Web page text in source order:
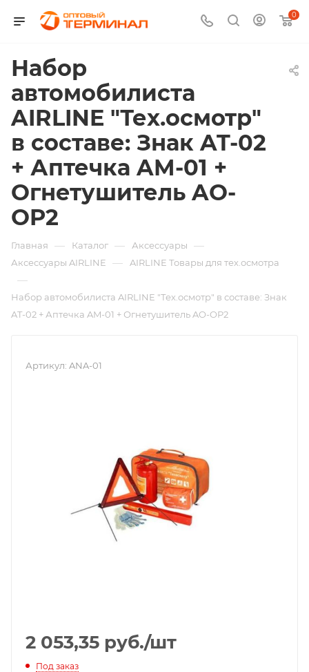
0
Набор
автомобилиста
AIRLINE "Тех.осмотр"
в составе: Знак AT-02
+ Аптечка AM-01 +
Огнетушитель AO-
OP2
Главная — Каталог — Аксессуары —
Аксессуары AIRLINE — AIRLINE Товары для тех.осмотра
—
Набор автомобилиста AIRLINE "Тех.осмотр" в составе: Знак
AT-02 + Аптечка AM-01 + Огнетушитель AO-OP2
Артикул: ANA-01
2 053,35 руб./шт
Под заказ